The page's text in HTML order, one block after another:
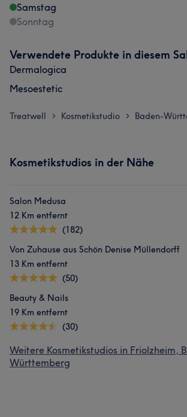
Samstag
Sonntag
Verwendete Produkte in diesem
Dermalogica
Mesoestetic
Treatwell > Kosmetikstudio > Baden-
Kosmetikstudios in der Nähe
Salon Medusa
12 Km entfernt
(182)
Von Zuhause aus Schön Denise Müllendorff
13 Km entfernt
(50)
Beauty & Nails
19 Km entfernt
(30)
Weitere Kosmetikstudios in Friolzheim,
Württemberg